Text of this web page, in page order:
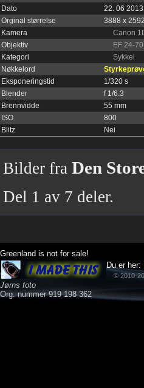
Dato
22. 06
Orginal størrelse
3888 x
Kamera
Canon
Objektiv
EF 24-
Kategori
Sykkel
Nøkkelord
Eksponeringstid
1/320 s
Blender
f 1/6.3
Brennvidde
55 mm
ISO
800
Blitz
Nei
Bilder fra Den
Del 1 av 7 deler.
Greenland is not for sale!
Jørns foto
Org. nummer 919 198 362
Du er her:
© 2010-